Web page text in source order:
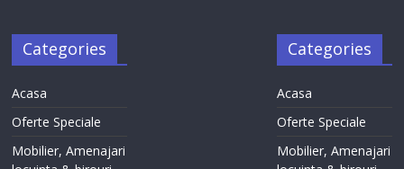
Categories
Acasa
Oferte Speciale
Mobilier, Amenajari
Categories
Acasa
Oferte Speciale
Mobilier, Amenajari